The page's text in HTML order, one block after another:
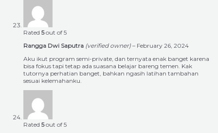
Rated 5out of 5
Rangga Dwi Saputra (verified owner) – February 26, 2024
Aku ikut program semi-private, dan ternyata enak banget karena
bisa fokus tapi tetap ada suasana belajar bareng temen. Kak
tutornya perhatian banget, bahkan ngasih latihan tambahan
sesuai kelemahanku.
Rated 5out of 5